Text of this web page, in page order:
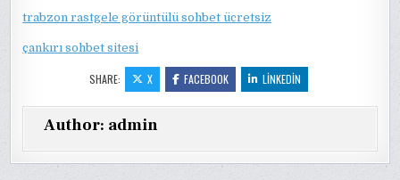
trabzon rastgele görüntülü sohbet ücretsiz
çankırı sohbet sitesi
SHARE: X FACEBOOK LINKEDIN
Author: admin